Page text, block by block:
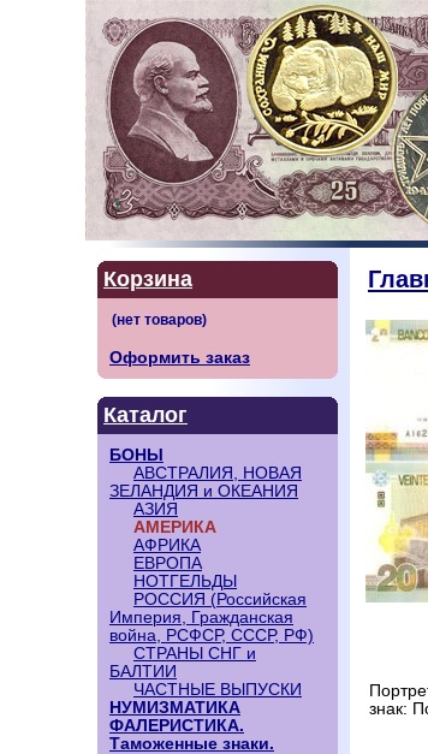
Корзина
Оформить заказ
Каталог
БОНЫ
АВСТРАЛИЯ, НОВАЯ
ЗЕЛАНДИЯ и ОКЕАНИЯ
АЗИЯ
АМЕРИКА
АФРИКА
ЕВРОПА
НОТГЕЛЬДЫ
РОССИЯ (Российская
Империя, Гражданская
война, РСФСР, СССР, РФ)
СТРАНЫ СНГ и
БАЛТИИ
ЧАСТНЫЕ ВЫПУСКИ
НУМИЗМАТИКА
ФАЛЕРИСТИКА.
Таможенные знаки.
знак: